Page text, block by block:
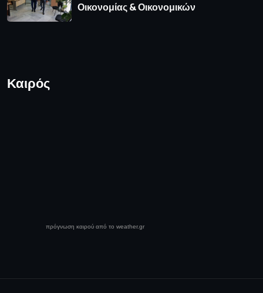
Οικονομίας & Οικονομικών
Καιρός
πρόγνωση καιρού από το weather.gr